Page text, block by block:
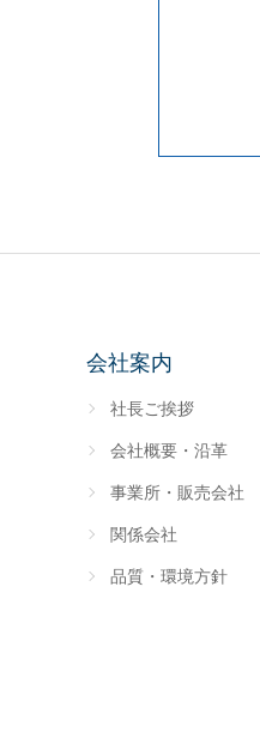
会社案内
社長ご挨拶
会社概要・沿革
事業所・販売会社
関係会社
品質・環境方針